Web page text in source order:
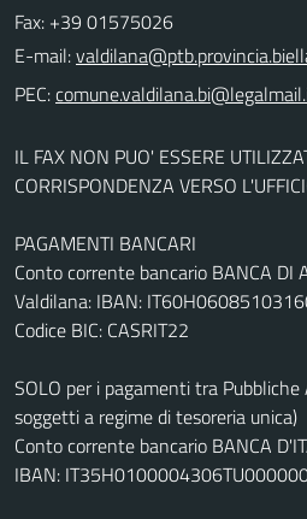
Fax: +39 01575026
E-mail:
PEC:
IL FAX NON PUO' ESSERE
CORRISPONDENZA VERSO
PAGAMENTI BANCARI
Conto corrente bancario BANCA DI
Valdilana: IBAN:
Codice BIC: CASRIT22
SOLO per i pagamenti tra
soggetti a regime di tesoreria unica)
Conto corrente bancario BANCA
IBAN: